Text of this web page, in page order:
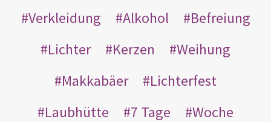
Verkleidung
Alkohol
Befreiung
Lichter
Kerzen
Weihung
Makkabäer
Lichterfest
Laubhütte
7 Tage
Woche